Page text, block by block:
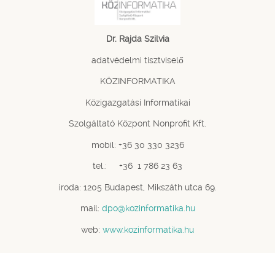
Dr. Rajda Szilvia
adatvédelmi tisztviselő
KÖZINFORMATIKA
Közigazgatási Informatikai
Szolgáltató Központ Nonprofit Kft.
mobil: +36 30 330 3236
tel.: +36 1 786 23 63
iroda: 1205 Budapest, Mikszáth utca 69.
mail: dpo@kozinformatika.hu
web: www.kozinformatika.hu